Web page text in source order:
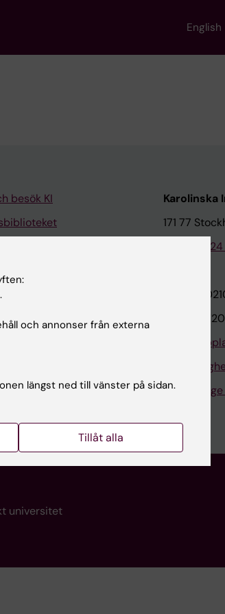
English
besök KI
Innovation
171 77
Tel: 08-
Org.nr:
VAT.nr:
Om
universitet
och annonser från externa
längst ned till vänster på sidan.
Tillåt alla